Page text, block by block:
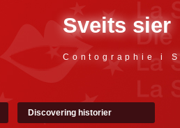
Sveits sier
Contographie i
Discovering historier